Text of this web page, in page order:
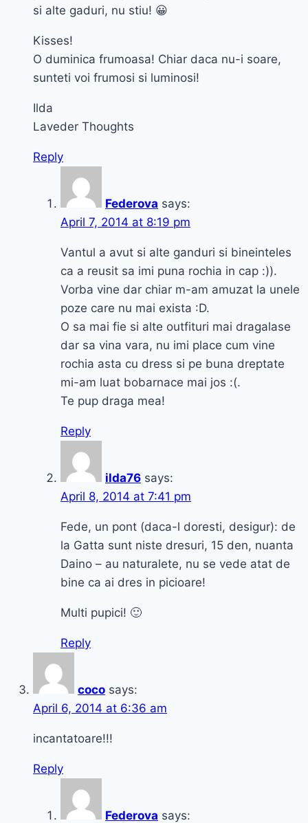
si alte gaduri, nu stiu! 😀
Kisses!
O duminica frumoasa! Chiar daca nu-i soare,
sunteti voi frumosi si luminosi!
Ilda
Laveder Thoughts
Reply
Federova says:
April 7, 2014 at 8:19 pm
Vantul a avut si alte ganduri si bineinteles
ca a reusit sa imi puna rochia in cap :)).
Vorba vine dar chiar m-am amuzat la unele
poze care nu mai exista :D.
O sa mai fie si alte outfituri mai dragalase
dar sa vina vara, nu imi place cum vine
rochia asta cu dress si pe buna dreptate
mi-am luat bobarnace mai jos :(.
Te pup draga mea!
Reply
ilda76 says:
April 8, 2014 at 7:41 pm
Fede, un pont (daca-l doresti, desigur): de
la Gatta sunt niste dresuri, 15 den, nuanta
Daino – au naturalete, nu se vede atat de
bine ca ai dres in picioare!
Multi pupici! 🙂
Reply
coco says:
April 6, 2014 at 6:36 am
incantatoare!!!
Reply
Federova says: